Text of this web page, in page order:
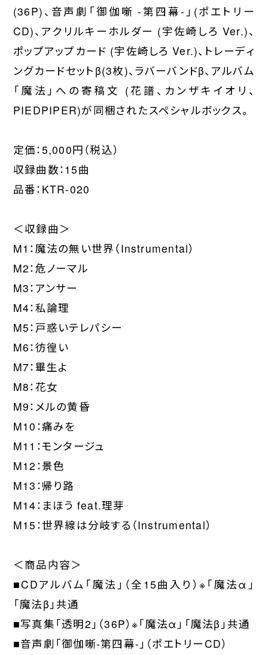
(36P)、音声劇「御伽噺 -第四幕-」(ポエトリー
CD)、アクリルキーホルダー (宇佐崎しろ Ver.)、
ポップアップカード (宇佐崎しろ Ver.)、トレーディ
ングカードセットβ(3枚)、ラバーバンドβ、アルバム
「魔法」への寄稿文 (花譜、カンザキイオリ、
PIEDPIPER)が同梱されたスペシャルボックス。
定価：5,000円（税込）
収録曲数：15曲
品番：KTR-020
＜収録曲＞
M1：魔法の無い世界（Instrumental）
M2：危ノーマル
M3：アンサー
M4：私論理
M5：戸惑いテレパシー
M6：彷徨い
M7：畢生よ
M8：花女
M9：メルの黄昏
M10：痛みを
M11：モンタージュ
M12：景色
M13：帰り路
M14：まほう feat.理芽
M15：世界線は分岐する（Instrumental）
＜商品内容＞
■CDアルバム「魔法」（全15曲入り）※「魔法α」
「魔法β」共通
■写真集「透明2」（36P）※「魔法α」「魔法β」共通
■音声劇「御伽噺-第四幕-」（ポエトリーCD）